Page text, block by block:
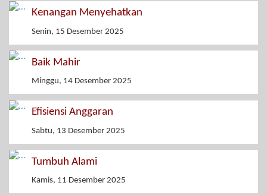
Kenangan Menyehatkan
Senin, 15 Desember 2025
Baik Mahir
Minggu, 14 Desember 2025
Efisiensi Anggaran
Sabtu, 13 Desember 2025
Tumbuh Alami
Kamis, 11 Desember 2025